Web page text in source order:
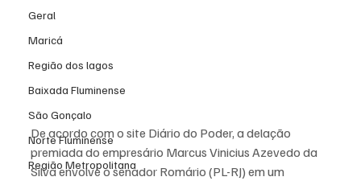
Geral
Maricá
Região dos lagos
Baixada Fluminense
São Gonçalo
Norte Fluminense
Região Metropolitana
De acordo com o site Diário do Poder, a delação
premiada do empresário Marcus Vinicius Azevedo da
Silva envolve o senador Romário (PL-RJ) em um